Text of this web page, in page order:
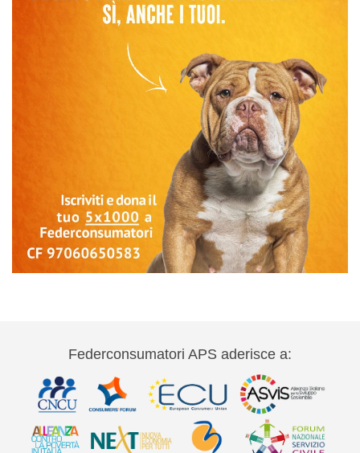
Federconsumatori APS aderisce a: